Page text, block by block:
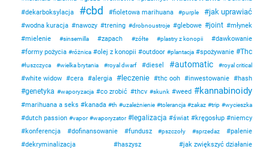
dekarboksylacja
cbd fioletowa marihuana purple jak uprawiać
wodna kuracja nawozy trening drobnoustroje glebowe joint
młynek
mielenie
sinsemilla zapach zółte plastry z konopii
dawkowanie
formy pożycia
różnica olej z konopii outdoor plantacja spożywanie Thc
łuszczyca wielka brytania royal dwarf diesel automatic royal critical
white widow cera alergia leczenie thc ooh inwestowanie hash
genetyka waporyzacja co zrobić thcv skunk weed kannabinoidy
marihuana a seks kanada th uzależnienie tolerancja zakaz trip wycieszka
dutch passion vapor waporyzator legalizacja świat kręgosłup
niemcy
konferencja
dofinansowanie fundusz pszczoły sprzedaz
palenie
dekryminalizacja
haszysz
jak zwiększyć działanie